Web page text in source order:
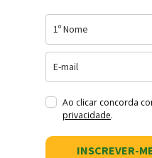
Ao clicar concorda
privacidade.
INSCREVER-